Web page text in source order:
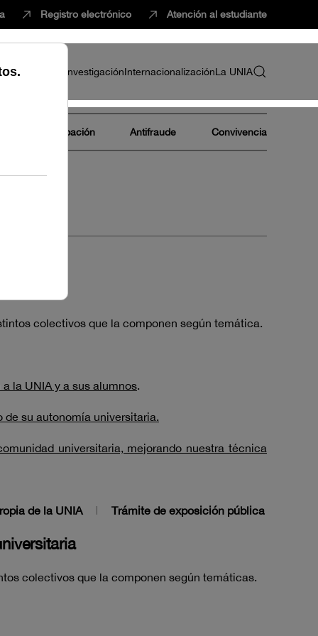
Registro electrónico Atención al estudiante
Profesorado InvestigaciónInternacionalizaciónLa UNIA
Participación Antifraude Convivencia
colectivos que la componen según temática.
la UNIA y a sus alumnos.
su autonomía universitaria.
universitaria, mejorando nuestra técnica
de la UNIA Trámite de exposición pública
colectivos que la componen según temáticas.